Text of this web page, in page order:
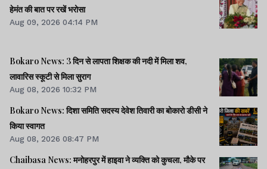
हेमंत की बात पर रखें भरोसा
Aug 09, 2026 04:14 PM
Bokaro News: 3 दिन से लापता शिक्षक की नदी में मिला शव,
लावारिस स्कूटी से मिला सुराग
Aug 08, 2026 10:32 PM
Bokaro News: दिशा समिति सदस्य देवेश तिवारी का बोकारो डीसी ने
किया स्वागत
Aug 08, 2026 08:47 PM
Chaibasa News: मनोहरपुर में हाइवा ने व्यक्ति को कुचला, मौके पर